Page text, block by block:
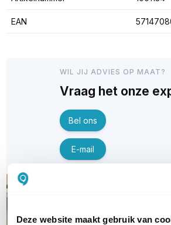
Deze website maakt gebruik van
EAN
WIL JIJ ADVIES OP MAAT?
Vraag het onze
Bel ons
E-mail